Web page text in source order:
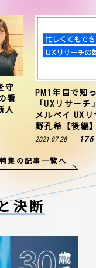
守
看
人
PM1年目で知
「UXリサー
メルペイ UX
野孔希【後編
2021.07.28 176
集の記事一覧へ
決断